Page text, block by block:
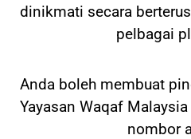
dinikmati secara
pelbagai
Anda boleh membuat
Yayasan Waqaf
nombor